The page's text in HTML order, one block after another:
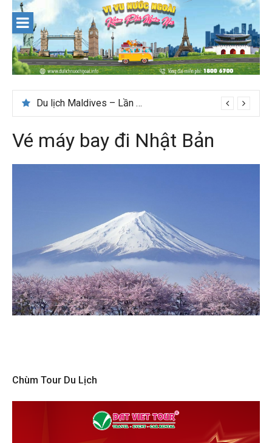
content
Du lịch Maldives – Lần đầu nên đi đâu, chơi gì?
Vé máy bay đi Nhật Bản
Chùm Tour Du Lịch